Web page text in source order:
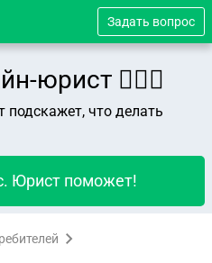
Задать вопрос
юрист 👨🏻‍⚖️
что делать
Юрист поможет!